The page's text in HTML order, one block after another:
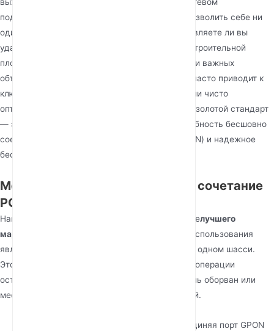
выживания бизнеса, единая точка отказа в сетевом
подключении — это риск, который не может позволить себе ни
один профессионал. Независимо от того, управляете ли вы
удаленным розничным филиалом, офисом на строительной
площадке или центром мониторинга критически важных
объектов, поиск
часто приводит к
ключевому осознанию: чисто сотовая связь или чисто
оптоволокно уже недостаточно. Современный золотой стандарт
— это гибридная отказоустойчивость — способность бесшовно
соединять высокоскоростное оптоволокно (PON) и надежное
беспроводное резервирование (LTE).
Мощь гибридной архитектуры: сочетание
PON и LTE
Наиболее значительным достижением в поискелучшего
маршрутизатора 4G
для профессионального использования
является интеграция технологий GPON и LTE в одном шасси.
Этот гибридный подход гарантирует, что ваши операции
остаются онлайн, даже если физический кабель оборван или
местный интернет-провайдер испытывает сбой.
Объединяя порт GPON